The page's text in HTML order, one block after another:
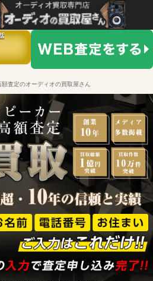
査定のオーディオの買取屋さん